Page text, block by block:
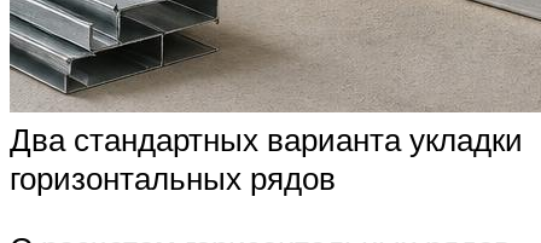
Два стандартных варианта укладки
горизонтальных рядов